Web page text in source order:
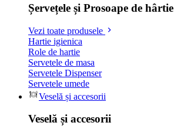
Șervețele și Prosoape de hârtie
Vezi toate produsele
Hartie igienica
Role de hartie
Servetele de masa
Servetele Dispenser
Servetele umede
Veselă și accesorii
Veselă și accesorii